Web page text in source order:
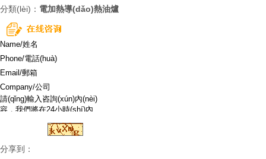
分類(lèi)： 電加熱導(dǎo)熱油爐
分享到：